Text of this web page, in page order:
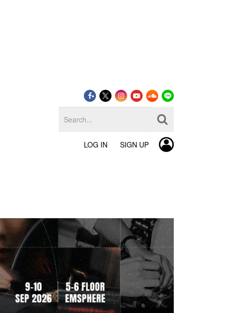
LOG IN SIGN UP